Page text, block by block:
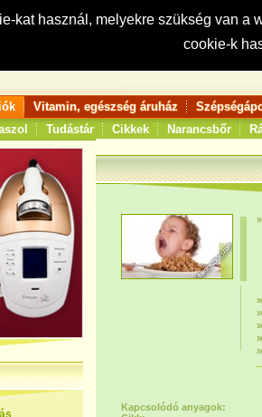
kat használ, melyekre szükség van
cookie-k
Keresés:
Vitamin, egészség áruház
Tudástár Cikkek Narancsbőr
Kapcsolódó anyagok: